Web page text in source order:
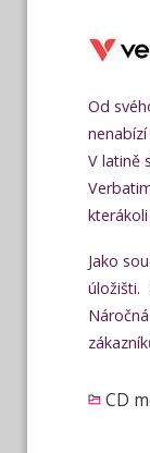
Od
V latině
Jako
úložišti.
CD